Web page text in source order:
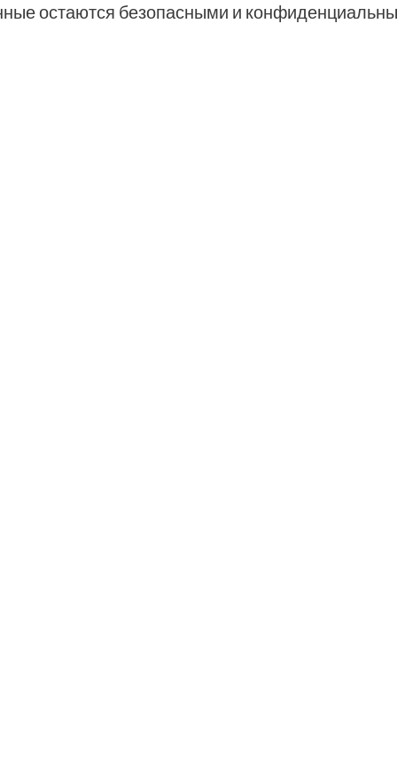
остаются безопасными и